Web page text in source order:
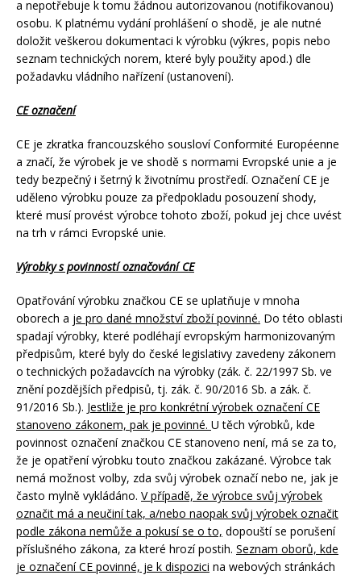
a nepotřebuje k tomu žádnou autorizovanou (notifikovanou)
osobu. K platnému vydání prohlášení o shodě, je ale nutné
doložit veškerou dokumentaci k výrobku (výkres, popis nebo
seznam technických norem, které byly použity apod.) dle
požadavku vládního nařízení (ustanovení).
CE označení
CE je zkratka francouzského sousloví Conformité Européenne
a značí, že výrobek je ve shodě s normami Evropské unie a je
tedy bezpečný i šetrný k životnímu prostředí. Označení CE je
uděleno výrobku pouze za předpokladu posouzení shody,
které musí provést výrobce tohoto zboží, pokud jej chce uvést
na trh v rámci Evropské unie.
Výrobky s povinností označování CE
Opatřování výrobku značkou CE se uplatňuje v mnoha
oborech a je pro dané množství zboží povinné. Do této oblasti
spadají výrobky, které podléhají evropským harmonizovaným
předpisům, které byly do české legislativy zavedeny zákonem
o technických požadavcích na výrobky (zák. č. 22/1997 Sb. ve
znění pozdějších předpisů, tj. zák. č. 90/2016 Sb. a zák. č.
91/2016 Sb.). Jestliže je pro konkrétní výrobek označení CE
stanoveno zákonem, pak je povinné. U těch výrobků, kde
povinnost označení značkou CE stanoveno není, má se za to,
že je opatření výrobku touto značkou zakázané. Výrobce tak
nemá možnost volby, zda svůj výrobek označí nebo ne, jak je
často mylně vykládáno. V případě, že výrobce svůj výrobek
označit má a neučiní tak, a/nebo naopak svůj výrobek označit
podle zákona nemůže a pokusí se o to, dopouští se porušení
příslušného zákona, za které hrozí postih. Seznam oborů, kde
je označení CE povinné, je k dispozici na webových stránkách